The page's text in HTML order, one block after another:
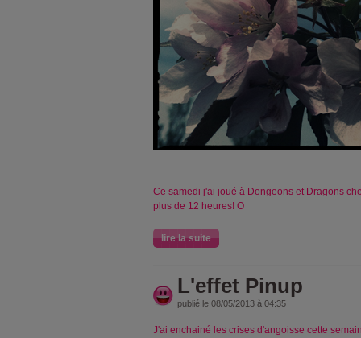
Ce samedi j'ai joué à Dongeons et Dragons
plus de 12 heures! O
lire la suite
L'effet Pinup
publié le 08/05/2013 à 04:35
J'ai enchainé les crises d'angoisse cette